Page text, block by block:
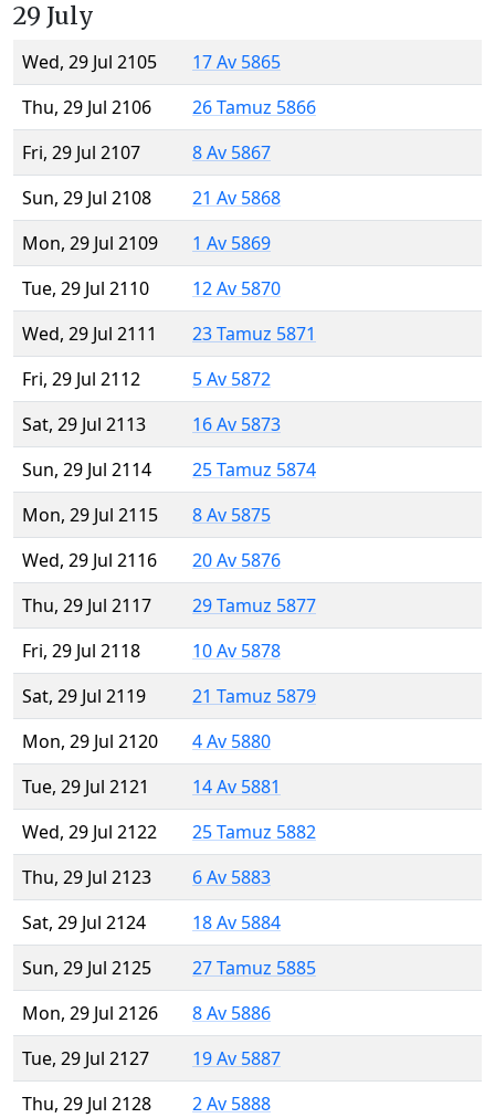
29 July
Wed, 29 Jul 2105
17 Av 5865
Thu, 29 Jul 2106
26 Tamuz 5866
Fri, 29 Jul 2107
8 Av 5867
Sun, 29 Jul 2108
21 Av 5868
Mon, 29 Jul 2109
1 Av 5869
Tue, 29 Jul 2110
12 Av 5870
Wed, 29 Jul 2111
23 Tamuz 5871
Fri, 29 Jul 2112
5 Av 5872
Sat, 29 Jul 2113
16 Av 5873
Sun, 29 Jul 2114
25 Tamuz 5874
Mon, 29 Jul 2115
8 Av 5875
Wed, 29 Jul 2116
20 Av 5876
Thu, 29 Jul 2117
29 Tamuz 5877
Fri, 29 Jul 2118
10 Av 5878
Sat, 29 Jul 2119
21 Tamuz 5879
Mon, 29 Jul 2120
4 Av 5880
Tue, 29 Jul 2121
14 Av 5881
Wed, 29 Jul 2122
25 Tamuz 5882
Thu, 29 Jul 2123
6 Av 5883
Sat, 29 Jul 2124
18 Av 5884
Sun, 29 Jul 2125
27 Tamuz 5885
Mon, 29 Jul 2126
8 Av 5886
Tue, 29 Jul 2127
19 Av 5887
Thu, 29 Jul 2128
2 Av 5888